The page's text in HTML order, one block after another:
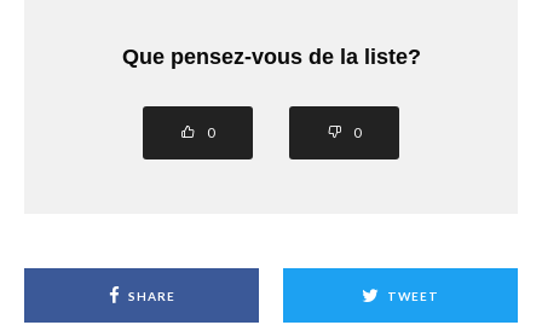
Que pensez-vous de la liste?
0 0
SHARE TWEET